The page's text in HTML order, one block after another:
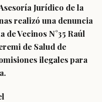
Jurídico de la
realizó una denuncia
de Vecinos N°35 Raúl
de Salud de
ilegales para